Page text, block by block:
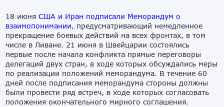
18 июняСША и Иран подписали Меморандум о
взаимопонимании, предусматривающий немедленное
прекращение боевых действий на всех фронтах, в том
числе в Ливане. 21 июня в Швейцарии состоялись
первые после начала конфликта прямые переговоры
делегаций двух стран, в ходе которых обсуждались меры
по реализации положений меморандума. В течение 60
дней после подписания меморандума стороны должны
были провести ряд встреч, в ходе которых согласовать
положения окончательного мирного соглашения.